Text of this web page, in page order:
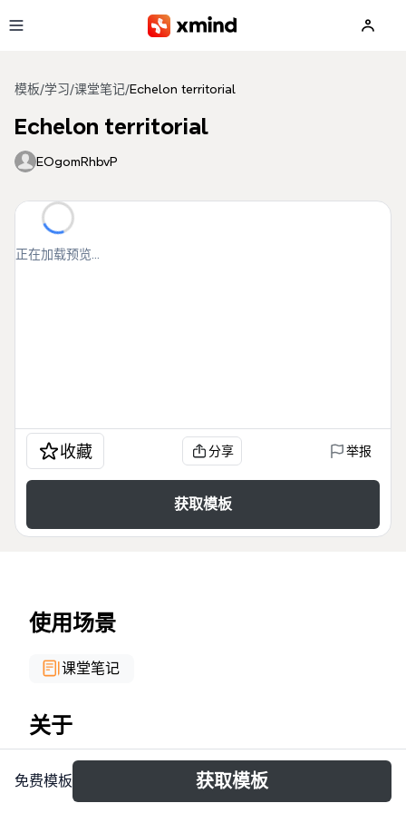
模板/学习/课堂笔记/Echelon territorial
Echelon territorial
EOgomRhbvP
正在加载预览...
收藏 分享 举报
获取模板
使用场景
课堂笔记
关于
Le modèle 'Echelon territorial' est une mind map
détaillant les différents niveaux d'organisation
免费模板 获取模板